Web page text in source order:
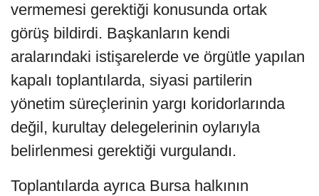
vermemesi gerektiği konusunda ortak
görüş bildirdi. Başkanların kendi
aralarındaki istişarelerde ve örgütle yapılan
kapalı toplantılarda, siyasi partilerin
yönetim süreçlerinin yargı koridorlarında
değil, kurultay delegelerinin oylarıyla
belirlenmesi gerektiği vurgulandı.
Toplantılarda ayrıca Bursa halkının